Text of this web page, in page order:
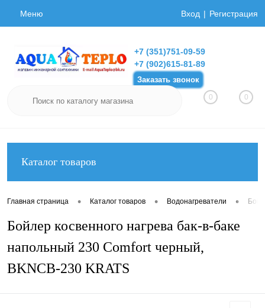
Меню Вход Регистрация
+7 (351)751-09-59
+7 (902)615-81-89
Заказать звонок
0 0
Каталог товаров
Главная страница • Каталог товаров • Водонагреватели •
Бойлер косвенного нагрева бак-в-баке
напольный 230 Comfort черный,
BKNCB-230 KRATS